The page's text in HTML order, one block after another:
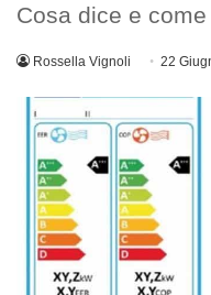
Cosa dice e
Rossella Vignoli 22